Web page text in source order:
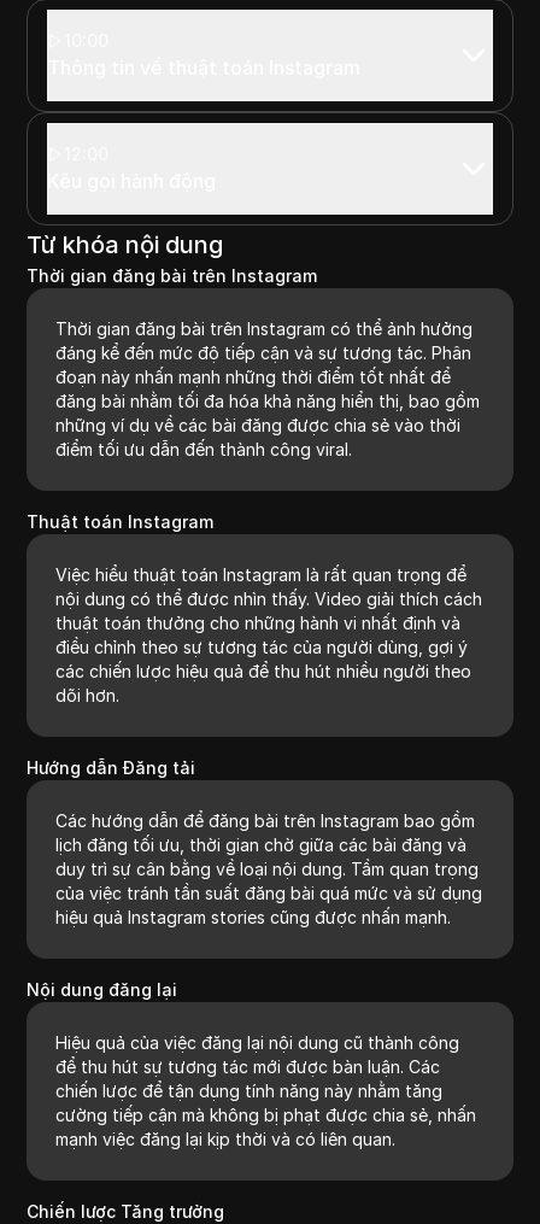
Từ khóa nội dung
Thời gian đăng bài trên Instagram
Thời gian đăng bài trên Instagram có thể ảnh hưởng
đáng kể đến mức độ tiếp cận và sự tương tác. Phân
đoạn này nhấn mạnh những thời điểm tốt nhất để
đăng bài nhằm tối đa hóa khả năng hiển thị, bao gồm
những ví dụ về các bài đăng được chia sẻ vào thời
điểm tối ưu dẫn đến thành công viral.
Thuật toán Instagram
Việc hiểu thuật toán Instagram là rất quan trọng để
nội dung có thể được nhìn thấy. Video giải thích cách
thuật toán thưởng cho những hành vi nhất định và
điều chỉnh theo sự tương tác của người dùng, gợi ý
các chiến lược hiệu quả để thu hút nhiều người theo
dõi hơn.
Hướng dẫn Đăng tải
Các hướng dẫn để đăng bài trên Instagram bao gồm
lịch đăng tối ưu, thời gian chờ giữa các bài đăng và
duy trì sự cân bằng về loại nội dung. Tầm quan trọng
của việc tránh tần suất đăng bài quá mức và sử dụng
hiệu quả Instagram stories cũng được nhấn mạnh.
Nội dung đăng lại
Hiệu quả của việc đăng lại nội dung cũ thành công
để thu hút sự tương tác mới được bàn luận. Các
chiến lược để tận dụng tính năng này nhằm tăng
cường tiếp cận mà không bị phạt được chia sẻ, nhấn
mạnh việc đăng lại kịp thời và có liên quan.
Chiến lược Tăng trưởng